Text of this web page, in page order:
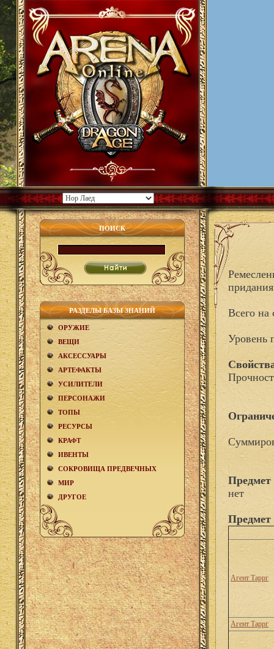
ПОИСК
РАЗДЕЛЫ БАЗЫ ЗНАНИЙ
ОРУЖИЕ
ВЕЩИ
АКCЕСCУАРЫ
АРТЕФАКТЫ
УСИЛИТЕЛИ
ПЕРСОНАЖИ
ТОПЫ
РЕСУРСЫ
КРАФТ
ИВЕНТЫ
СОКРОВИЩА ПРЕДВЕЧНЫХ
МИР
ДРУГОЕ
Всего на
Уровень
Предмет
нет
Предмет
Агент Таррг
Агент Таррг